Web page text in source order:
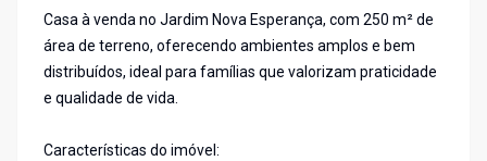
Casa à venda no Jardim Nova Esperança, com 250 m² de
área de terreno, oferecendo ambientes amplos e bem
distribuídos, ideal para famílias que valorizam praticidade
e qualidade de vida.
Características do imóvel: